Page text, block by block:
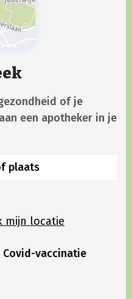
of je
een apotheker in je
mijn locatie
Covid-vaccinatie